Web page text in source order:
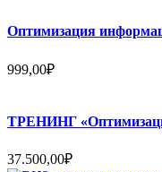
Оптимизация
999,00₽
ТРЕНИНГ
37.500,00₽